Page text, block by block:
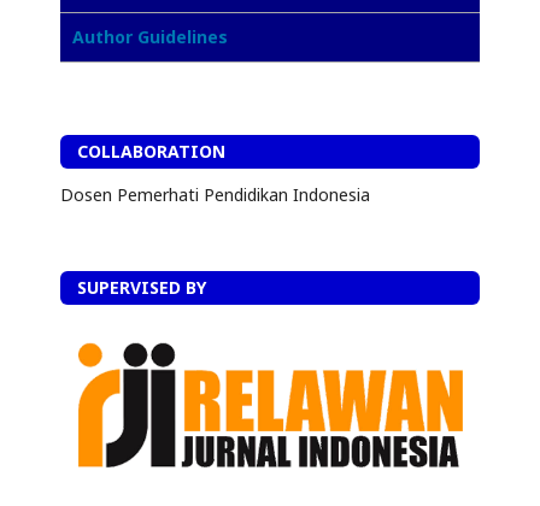
Author Guidelines
COLLABORATION
Dosen Pemerhati Pendidikan Indonesia
SUPERVISED BY